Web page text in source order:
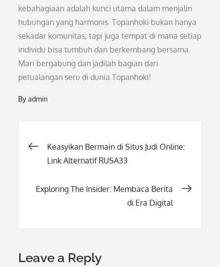
kebahagiaan adalah kunci utama dalam menjalin
hubungan yang harmonis. Topanhoki bukan hanya
sekadar komunitas, tapi juga tempat di mana setiap
individu bisa tumbuh dan berkembang bersama.
Mari bergabung dan jadilah bagian dari
petualangan seru di dunia Topanhoki!
Byadmin
Post
Keasyikan Bermain di Situs Judi Online:
Link Alternatif RUSA33
Exploring The Insider: Membaca Berita
di Era Digital
Leave a Reply